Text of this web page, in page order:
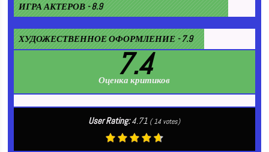
ИГРА АКТЕРОВ - 8.9
ХУДОЖЕСТВЕННОЕ ОФОРМЛЕНИЕ - 7.9
7.4
Оценка критиков
User Rating:4.71 (14votes)